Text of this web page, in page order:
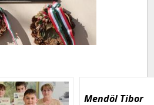
Mendöl Tibor